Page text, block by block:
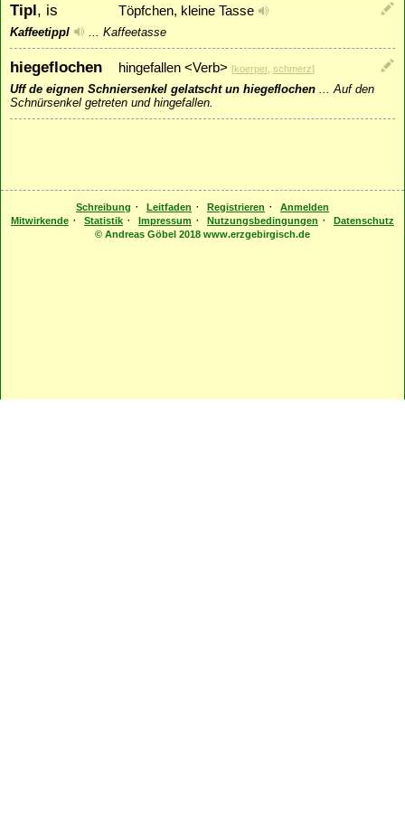
Tipl, is Töpfchen, kleine Tasse
Kaffeetippl ... Kaffeetasse
hiegeflochen hingefallen <Verb> [koerper, schmerz]
Uff de eignen Schniersenkel gelatscht un hiegeflochen ...Auf den
Schnürsenkel getreten und hingefallen.
Schreibung · Leitfaden · Registrieren ·
Anmelden
Mitwirkende · Statistik · Impressum · Nutzungsbedingungen ·
Datenschutz
© Andreas Göbel 2018 www.erzgebirgisch.de